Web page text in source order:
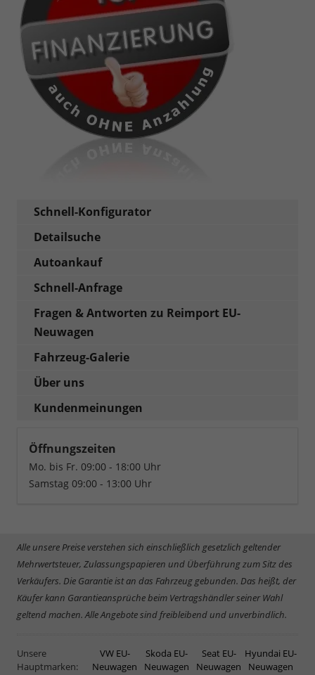
Schnell-Konfigurator
Detailsuche
Autoankauf
Schnell-Anfrage
Fragen & Antworten zu Reimport EU-
Neuwagen
Fahrzeug-Galerie
Über uns
Kundenmeinungen
Öffnungszeiten
Mo. bis Fr. 09:00 - 18:00 Uhr
Samstag 09:00 - 13:00 Uhr
Alle unsere Preise verstehen sich einschließlich gesetzlich geltender
Mehrwertsteuer, Zulassungspapieren und Überführung zum Sitz des
Verkäufers. Die Garantie ist an das Fahrzeug gebunden. Das heißt, der
Käufer kann Garantieansprüche beim Vertragshändler seiner Wahl
geltend machen. Alle Angebote sind freibleibend und unverbindlich.
Unsere
Hauptmarken:
VW EU-
Neuwagen
Skoda EU-
Neuwagen
Seat EU-
Neuwagen
Hyundai EU-
Neuwagen